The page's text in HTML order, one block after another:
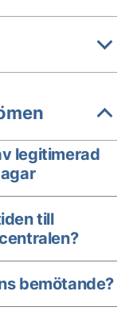
legitimerad
till
bemötande?